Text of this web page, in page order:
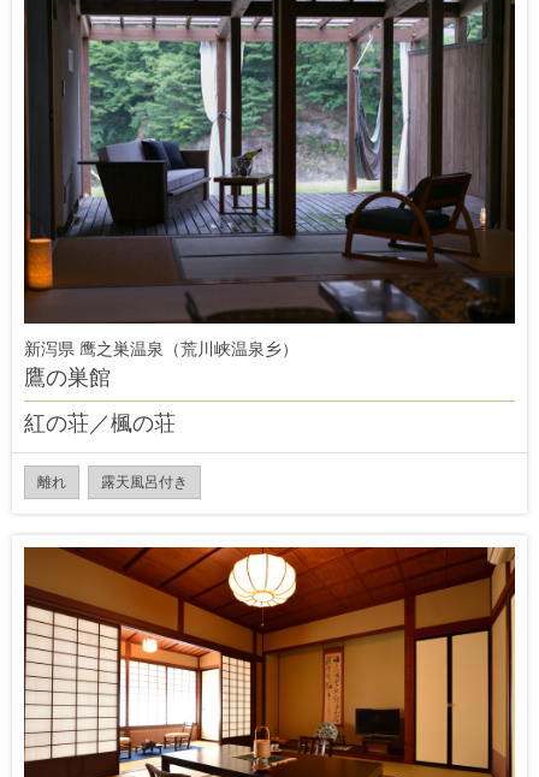
新泻県 鹰之巣温泉（荒川峡温泉乡）
鷹の巣館
紅の荘／楓の荘
離れ 露天風呂付き